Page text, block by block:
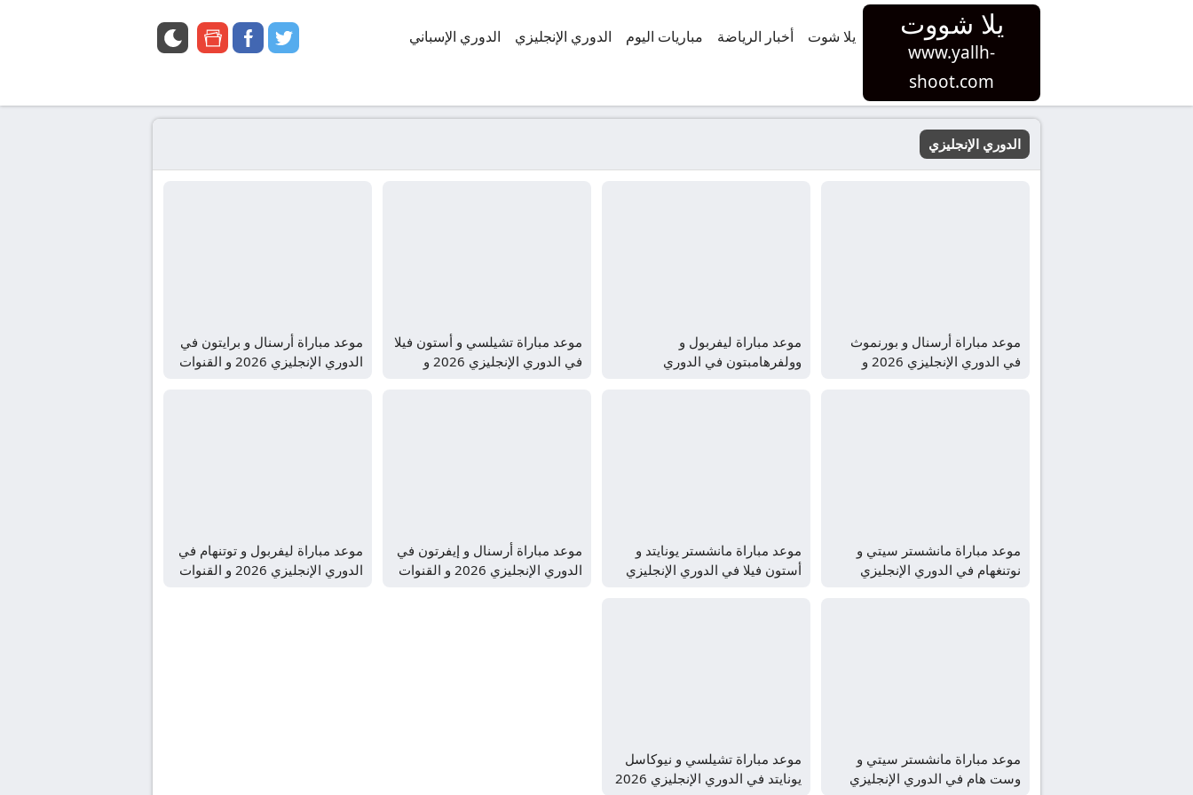
يلا شووت
www.yallh-
shoot.com
يلا شوت أخبار الرياضة مباريات اليوم الدوري الإنجليزي الدوري الإسباني twitter
facebook
google
الدوري الإنجليزي
موعد مباراة أرسنال و بورنموث
في الدوري الإنجليزي 2026 و
موعد مباراة ليفربول و
وولفرهامبتون في الدوري
موعد مباراة تشيلسي و أستون فيلا
في الدوري الإنجليزي 2026 و
موعد مباراة أرسنال و برايتون في
الدوري الإنجليزي 2026 و القنوات
موعد مباراة مانشستر سيتي و
نوتنغهام في الدوري الإنجليزي
موعد مباراة مانشستر يونايتد و
أستون فيلا في الدوري الإنجليزي
موعد مباراة أرسنال و إيفرتون في
الدوري الإنجليزي 2026 و القنوات
موعد مباراة ليفربول و توتنهام في
الدوري الإنجليزي 2026 و القنوات
موعد مباراة مانشستر سيتي و
وست هام في الدوري الإنجليزي
موعد مباراة تشيلسي و نيوكاسل
يونايتد في الدوري الإنجليزي 2026